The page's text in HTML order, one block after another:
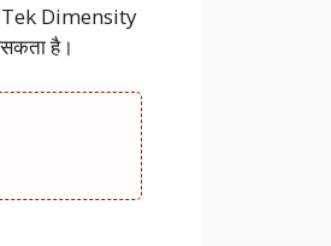
Tek Dimensity
सकता है।